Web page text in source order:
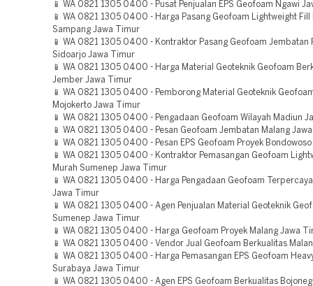
📱 WA 0821 1305 0400 - Pusat Penjualan EPS Geofoam Ngawi
📱 WA 0821 1305 0400 - Harga Pasang Geofoam Lightweight Fill
Sampang Jawa Timur
📱 WA 0821 1305 0400 - Kontraktor Pasang Geofoam Jembatan
Sidoarjo Jawa Timur
📱 WA 0821 1305 0400 - Harga Material Geoteknik Geofoam
Jember Jawa Timur
📱 WA 0821 1305 0400 - Pemborong Material Geoteknik
Mojokerto Jawa Timur
📱 WA 0821 1305 0400 - Pengadaan Geofoam Wilayah Madiun
📱 WA 0821 1305 0400 - Pesan Geofoam Jembatan Malang
📱 WA 0821 1305 0400 - Pesan EPS Geofoam Proyek
📱 WA 0821 1305 0400 - Kontraktor Pemasangan Geofoam
Murah Sumenep Jawa Timur
📱 WA 0821 1305 0400 - Harga Pengadaan Geofoam
Jawa Timur
📱 WA 0821 1305 0400 - Agen Penjualan Material Geoteknik
Sumenep Jawa Timur
📱 WA 0821 1305 0400 - Harga Geofoam Proyek Malang Jawa
📱 WA 0821 1305 0400 - Vendor Jual Geofoam Berkualitas
📱 WA 0821 1305 0400 - Harga Pemasangan EPS Geofoam
Surabaya Jawa Timur
📱 WA 0821 1305 0400 - Agen EPS Geofoam Berkualitas